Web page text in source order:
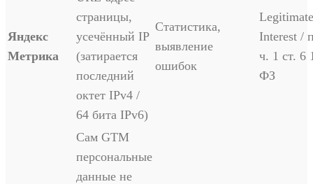
Яндекс
Метрика
страницы,
усечённый IP
(затирается
последний
октет IPv4 /
64 бита IPv6)
Статистика,
выявление
ошибок
Legitimate
Interest /
ч. 1 ст. 6
ФЗ
Сам GTM
персональные
данные не